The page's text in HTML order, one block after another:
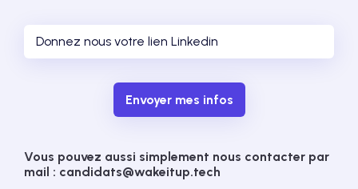
Envoyer mes infos
Vous pouvez aussi simplement nous contacter par
mail : candidats@wakeitup.tech